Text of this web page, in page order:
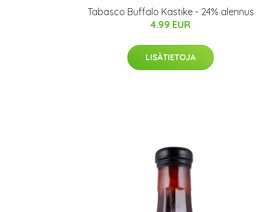
Tabasco Buffalo Kastike - 24% alennus
4.99 EUR
LISÄTIETOJA